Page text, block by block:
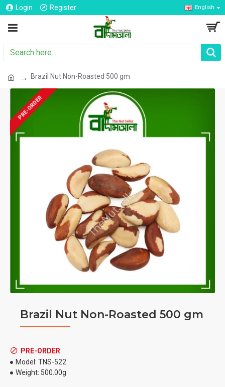
Login Register English
Brazil Nut Non-Roasted 500 gm
PRE-ORDER
Brazil Nut Non-Roasted 500 gm
PRE-ORDER
Model: TNS-522
Weight: 500.00g